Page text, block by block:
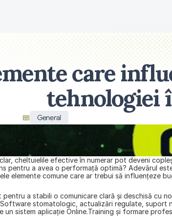
care
tehnologiei
General
cheltuielile efective în numerar pot deveni
pentru a avea o performață optimă? Adevărul
elemente comune care ar trebui să influențeze
a stabili o comunicare clară şi deschisă cu
stomatologic, actualizări regulate,
sistem aplicaţie Online.Training și formare